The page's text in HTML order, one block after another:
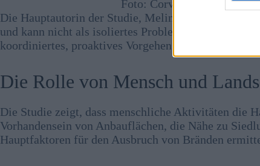
Foto: Corvinus Universität
Die Hauptautorin der Studie, Melinda Manczinger,
und kann nicht als isoliertes Problem behandelt
koordiniertes, proaktives Vorgehen der betroffenen
Die Rolle von Mensch und
Die Studie zeigt, dass menschliche Aktivitäten die
Vorhandensein von Anbauflächen, die Nähe zu
Hauptfaktoren für den Ausbruch von Bränden